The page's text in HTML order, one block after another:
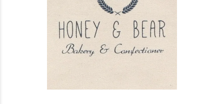
お買い物を続ける カートへ進む